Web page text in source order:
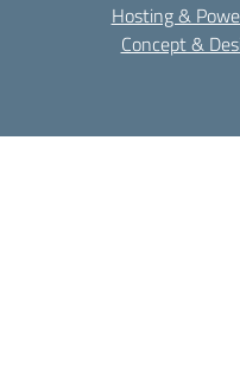
Hosting &
Concept &